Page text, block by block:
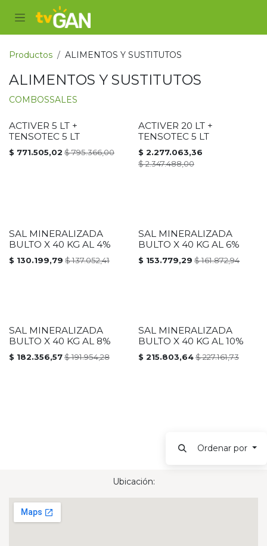
Productos ALIMENTOS Y SUSTITUTOS
ALIMENTOS Y SUSTITUTOS
COMBOSSALES
PROMOCIÓN
ACTIVER 5 LT +
TENSOTEC 5 LT
$ 771.505,02 $795.366,00 PROMOCIÓN
ACTIVER 20 LT +
TENSOTEC 5 LT
$ 2.277.063,36
$2.347.488,00
PROMOCIÓN
SAL MINERALIZADA
BULTO X 40 KG AL 4%
$ 130.199,79 $137.052,41 PROMOCIÓN
SAL MINERALIZADA
BULTO X 40 KG AL 6%
$ 153.779,29 $161.872,94
PROMOCIÓN
SAL MINERALIZADA
BULTO X 40 KG AL 8%
$ 182.356,57$191.954,28 PROMOCIÓN
SAL MINERALIZADA
BULTO X 40 KG AL 10%
$ 215.803,64$227.161,73
Ordenar por
Ubicación: